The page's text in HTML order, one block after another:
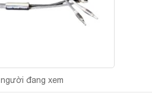
người đang xem